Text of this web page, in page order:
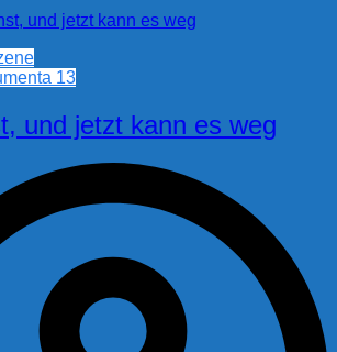
13
und jetzt kann es weg